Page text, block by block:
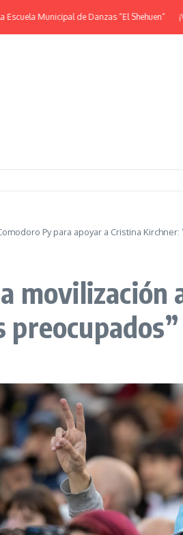
Municipal de Danzas “El Shehuen” ¡Viví
Py para apoyar a Cristina
movilización
preocupados”